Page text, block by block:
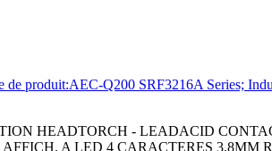
produit:AEC-Q200 SRF3216A Series;
NB NOIR COFFRET HH 100 LCD 4AA NOIR COFFRET HH 100 LCD PP3 NOIR COQUE DE PROTECT. BLEU POUR BOITIER 100 COQUE DE PROTECT. BLEU POUR BOITIER 100 COQUE DE PROTECT. ORANGE POUR BOITIER100 COQUE DE PROTECT. JAUNE POUR BOITIER 100 COQUE DE PROTECT. ROUGE POUR BOITIER 100 COQUE DE PROTECT. NOIRE POUR BOITIER 100 COFFRET HH 90 NB NOIR COFFRET HH90 LCD PP3 NOIR COQUE DE PROTECT. BLEU POUR BOITIER 90 COQUE DE PROTECT. JAUNE POUR BOITIER 90 COQUE DE PROTECT. NOIRE POUR BOITIER 90 COFFRET HH55 RT NB GY COFFRET HH55 RT 2AA GY COFFRET HH55 RT 4AA GY COFFRET HH55 RT PP3 GY COFFRET HH55 RT NB NOIR COFFRET HH55 RT 2AA NOIR COFFRET HH55 RT 4AA NOIR COFFRET HH55 RT PP3 NOIR COQUE DE PROTECT. BLEU POUR BOITIER 55 COQUE DE PROTECT. ORANGE POUR BOITIER 55 COQUE DE PROTECT. JAUNE POUR BOITIER 55 COQUE DE PROTECT. ROUGE POUR BOITIER 55 COQUE DE PROTECT. NOIRE POUR BOITIER 55 COFFRET HH40 RT NB CREME COFFRET HH40 RT PP3 CREME COFFRET HH40 RT NB NOIR COFFRET HH40 RT PP3 NOIR COFFRET HH40 FT PP3 CREME COFFRET HH40 FT NB NOIR COFFRET HH40 FT PP3 NOIR COQUE DE PROTECT. BLEU POUR BOITIER 40 COQUE DE PROTECT. BLEU POUR BOITIER 40 COQUE DE PROTECT. ORANGE POUR BOITIER 40 COQUE DE PROTECT. JAUNE POUR BOITIER 40 COQUE DE PROTECT. ROUGE POUR BOITIER 40 COQUE DE PROTECT. NOIRE POUR BOITIER 40 CEINTURE A CLIP NOIR CEINTURE A CLIP CREME PANNEAU DÂ´EXTENSION 100 NOIR SWITCH,SLIDE,SPDT,100mA,THROUGH HOLE CAPACITOR PP FILM 0.22UF,400V,5%,RADIAL BOARD-BOARD CONNECTOR HEADER 20WAY,2ROW RESISTOR,WIREWOUND,0.5 OHM,1W,5% RESISTOR,WIREWOUND,100 OHM,1W,5% RESISTOR,WIREWOUND,300OHM,1W,5% RESISTOR,WIREWOUND,500 OHM,1W,5% RESISTOR,WIREWOUND,240 OHM,5W,5% RESISTOR,WIREWOUND,68 OHM,5W,5% BIPOLAR TRANSISTOR,NPN,80V TO-220 DC-DC CONV,ISO POL,1 O/P,504W,42A,12V DC-DC CONV,ISO POL,1 O/P,504W,18A,2 CRYSTAL,3.6864MHZ,16PF,SMD CRYSTAL,32.768KHZ,6PF,SMD FUSE BLOCK,CLASS CC FUSE FUSE BLOCK,CLASS CC FUSE FUSE BLOCK,10.3 X 38MM FUSE BLOCK,10.3 X 38MM CONTACT,RECEPTACLE,24-18AWG,CRIMP RESISTOR,CURRENT SENSE,50 OHM,15W,1% CAPOT DATAMATE 2MM 12 VOIES